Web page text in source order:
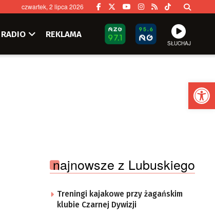
czwartek, 2 lipca 2026
RADIO REKLAMA
SŁUCHAJ
najnowsze z Lubuskiego
Treningi kajakowe przy żagańskim
klubie Czarnej Dywizji